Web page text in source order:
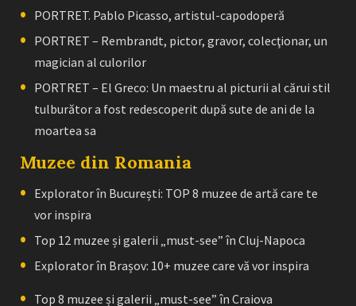
PORTRET. Pablo Picasso, artistul-capodoperă
PORTRET – Rembrandt, pictor, gravor, colecţionar, un
magician al culorilor
PORTRET – El Greco: Un maestru al picturii al cărui stil
tulburător a fost redescoperit după sute de ani de la
moartea sa
Muzee din Romania
Explorator în București: TOP 8 muzee de artă care te
vor inspira
Top 12 muzee și galerii „must-see” în Cluj-Napoca
Explorator în Brașov: 10+ muzee care vă vor inspira
Top 8 muzee și galerii „must-see” în Craiova